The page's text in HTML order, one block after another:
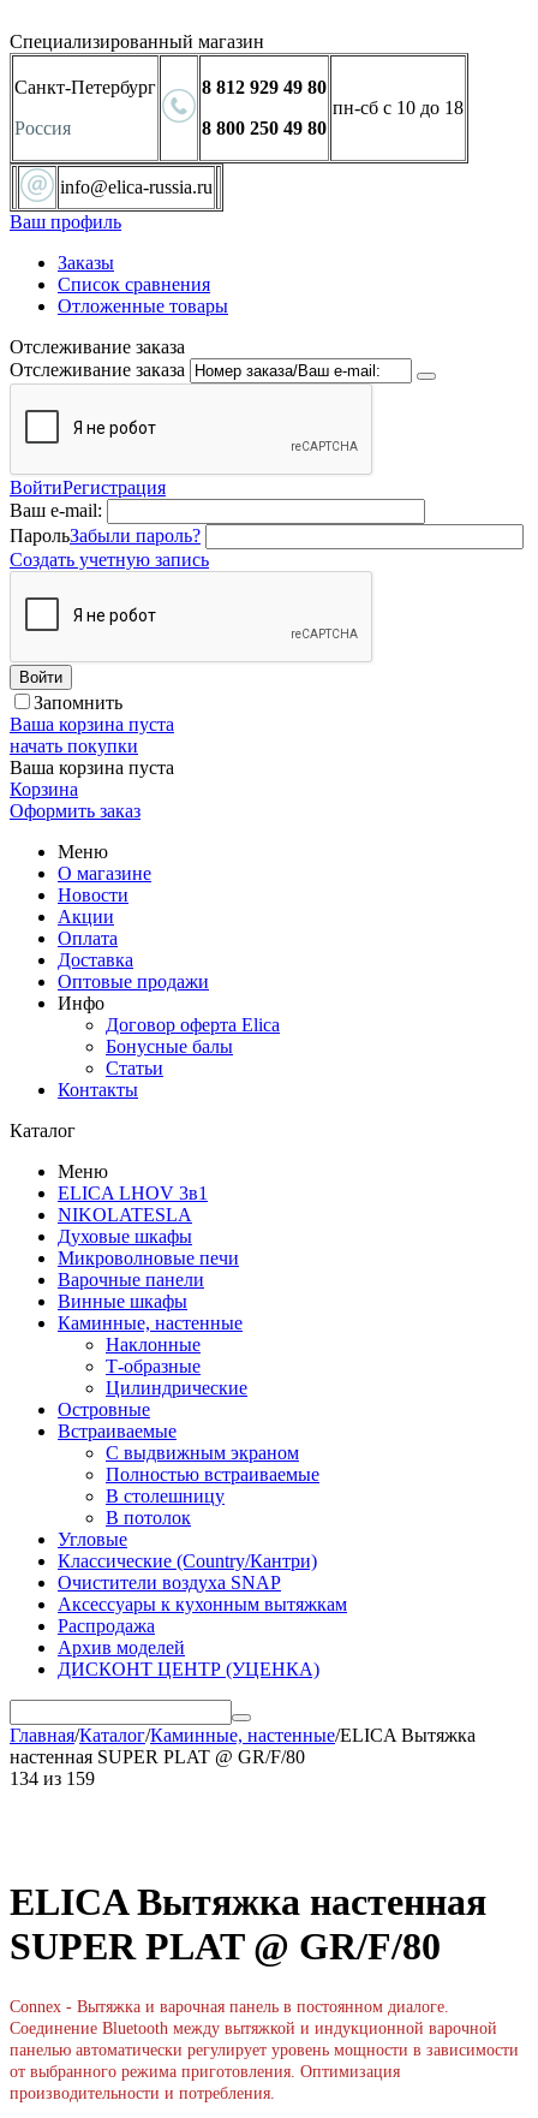
Специализированный магазин
Санкт-Петербург
Россия
8 812 929 49 80
8 800 250 49 80
пн-сб с 10 до 18
info@elica-russia.ru
Ваш профиль
Заказы
Список сравнения
Отложенные товары
Отслеживание заказа
Отслеживание заказа
ВойтиРегистрация
Ваш e-mail:
ПарольЗабыли пароль?
Создать учетную запись
Войти
Запомнить
Ваша корзина пуста
начать покупки
Ваша корзина пуста
Корзина
Оформить заказ
Меню
О магазине
Новости
Акции
Оплата
Доставка
Оптовые продажи
Инфо
Договор оферта Elica
Бонусные балы
Статьи
Контакты
Каталог
Меню
ELICA LHOV 3в1
NIKOLATESLA
Духовые шкафы
Микроволновые печи
Варочные панели
Винные шкафы
Каминные, настенные
Наклонные
Т-образные
Цилиндрические
Островные
Встраиваемые
С выдвижным экраном
Полностью встраиваемые
В столешницу
В потолок
Угловые
Классические (Country/Кантри)
Очистители воздуха SNAP
Аксессуары к кухонным вытяжкам
Распродажа
Архив моделей
ДИСКОНТ ЦЕНТР (УЦЕНКА)
Главная/Каталог/Каминные, настенные/ELICA Вытяжка
настенная SUPER PLAT @ GR/F/80
134 из 159
ELICA Вытяжка настенная
SUPER PLAT @ GR/F/80
Connex - Вытяжка и варочная панель в постоянном диалоге.
Соединение Bluetooth между вытяжкой и индукционной варочной
панелью автоматически регулирует уровень мощности в зависимости
от выбранного режима приготовления. Оптимизация
производительности и потребления.